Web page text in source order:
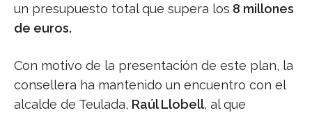
un presupuesto total que supera los 8 millones
de euros.
Con motivo de la presentación de este plan, la
consellera ha mantenido un encuentro con el
alcalde de Teulada, Raúl Llobell, al que